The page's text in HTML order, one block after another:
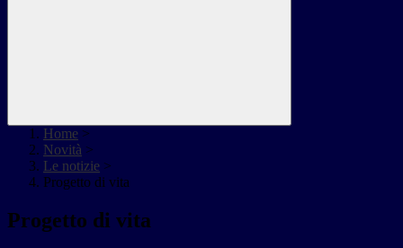
Home >
Novità >
Le notizie >
Progetto di vita
Progetto di vita